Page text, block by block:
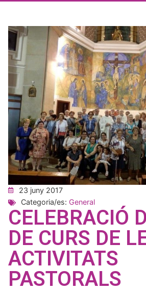
23 juny 2017
Categoria/es: General
CELEBRACIÓ
DE CURS DE
ACTIVITATS
PASTORALS